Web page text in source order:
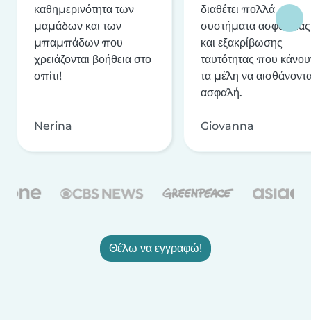
καθημερινότητα των
μαμάδων και των
μπαμπάδων που
χρειάζονται βοήθεια στο
σπίτι!
Nerina
διαθέτει πολλά
συστήματα ασφαλείας
και εξακρίβωσης
ταυτότητας που
τα μέλη να
ασφαλή.
Giovanna
Θέλω να εγγραφώ!